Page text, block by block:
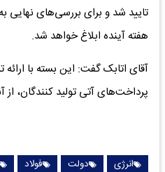
تایید شد و برای بررسی‌های نهایی
هفته آینده ابلاغ خواهد شد.
آقای اتابک گفت: این بسته با ارائه
پرداخت‌های آتی تولید کنندگان،
انرژی دولت فولاد